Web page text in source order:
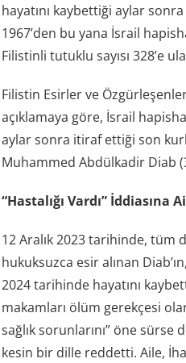
hayatını kaybettiği aylar
1967’den bu yana İsrail
Filistinli tutuklu sayısı 328’e
Filistin Esirler ve
açıklamaya göre, İsrail
aylar sonra itiraf ettiği son
Muhammed Abdülkadir Diab
“Hastalığı Vardı” İddiasına
12 Aralık 2023 tarihinde, tüm
hukuksuzca esir alınan
2024 tarihinde hayatını
makamları ölüm gerekçesi
sağlık sorunlarını” öne sürse
kesin bir dille reddetti. Aile,